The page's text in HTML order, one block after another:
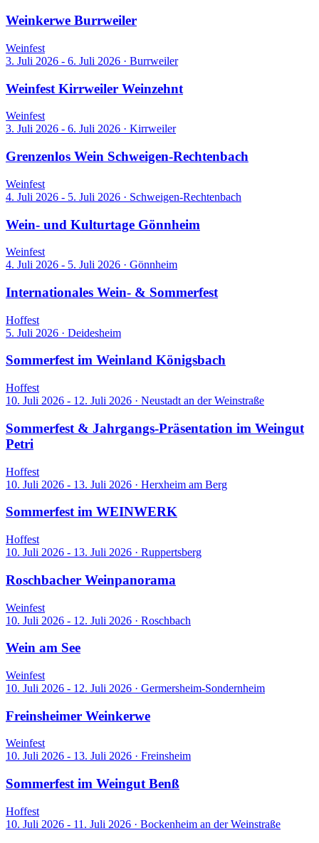
Weinkerwe Burrweiler
Weinfest
3. Juli 2026 - 6. Juli 2026 · Burrweiler
Weinfest Kirrweiler Weinzehnt
Weinfest
3. Juli 2026 - 6. Juli 2026 · Kirrweiler
Grenzenlos Wein Schweigen-Rechtenbach
Weinfest
4. Juli 2026 - 5. Juli 2026 · Schweigen-Rechtenbach
Wein- und Kulturtage Gönnheim
Weinfest
4. Juli 2026 - 5. Juli 2026 · Gönnheim
Internationales Wein- & Sommerfest
Hoffest
5. Juli 2026 · Deidesheim
Sommerfest im Weinland Königsbach
Hoffest
10. Juli 2026 - 12. Juli 2026 · Neustadt an der Weinstraße
Sommerfest & Jahrgangs-Präsentation im Weingut
Petri
Hoffest
10. Juli 2026 - 13. Juli 2026 · Herxheim am Berg
Sommerfest im WEINWERK
Hoffest
10. Juli 2026 - 13. Juli 2026 · Ruppertsberg
Roschbacher Weinpanorama
Weinfest
10. Juli 2026 - 12. Juli 2026 · Roschbach
Wein am See
Weinfest
10. Juli 2026 - 12. Juli 2026 · Germersheim-Sondernheim
Freinsheimer Weinkerwe
Weinfest
10. Juli 2026 - 13. Juli 2026 · Freinsheim
Sommerfest im Weingut Benß
Hoffest
10. Juli 2026 - 11. Juli 2026 · Bockenheim an der Weinstraße